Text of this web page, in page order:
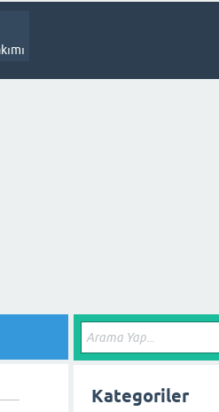
Kategoriler